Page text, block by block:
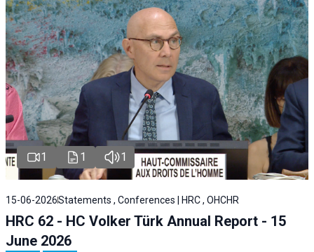
1 1 1
15-06-2026Statements , Conferences | HRC , OHCHR
HRC 62 - HC Volker Türk Annual Report - 15
June 2026